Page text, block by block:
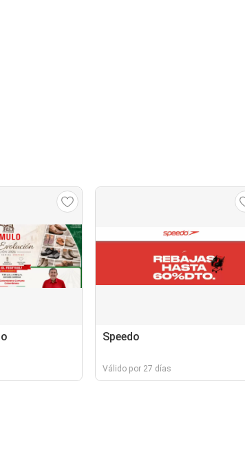
Speedo
Válido por 27 días